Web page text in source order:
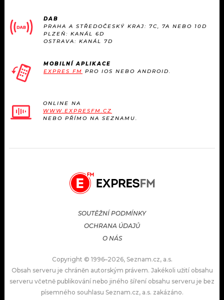
DAB
PRAHA A STŘEDOČESKÝ KRAJ: 7C, 7A NEBO 10D
PLZEŇ: KANÁL 6D
OSTRAVA: KANÁL 7D
MOBILNÍ APLIKACE
EXPRES FM PRO IOS NEBO ANDROID.
ONLINE NA
WWW.EXPRESFM.CZ
NEBO PŘÍMO NA SEZNAMU.
SOUTĚŽNÍ PODMÍNKY
OCHRANA ÚDAJŮ
O NÁS
Copyright © 1996–2026, Seznam.cz, a.s.
Obsah serveru je chráněn autorským právem. Jakékoli užití obsahu
serveru včetně publikování nebo jiného šíření obsahu serveru je bez
písemného souhlasu Seznam.cz, a.s. zakázáno.